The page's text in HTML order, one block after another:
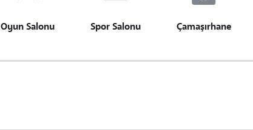
Oyun Salonu Spor Salonu Çamaşırhane